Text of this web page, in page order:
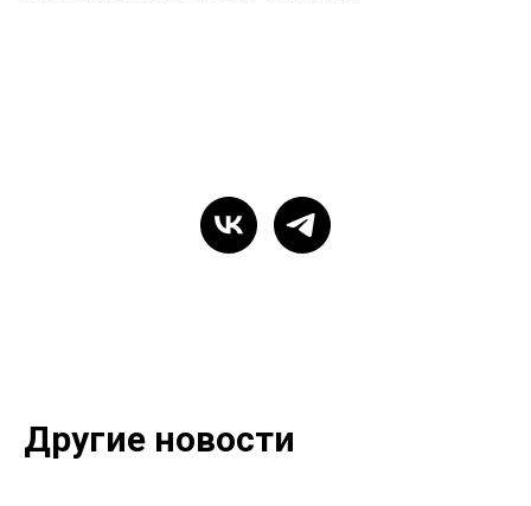
Другие новости